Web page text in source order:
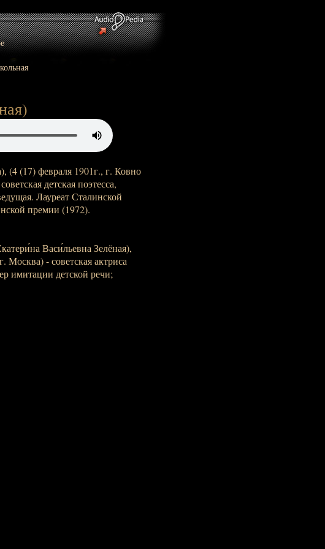
(4 (17) февраля 1901г., г. Ковно
детская поэтесса,
Лауреат Сталинской
премии (1972).
Васи́льевна Зелёная),
Москва) - советская актриса
имитации детской речи;